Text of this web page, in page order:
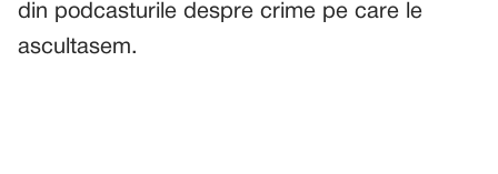
din podcasturile despre crime pe care le
ascultasem.